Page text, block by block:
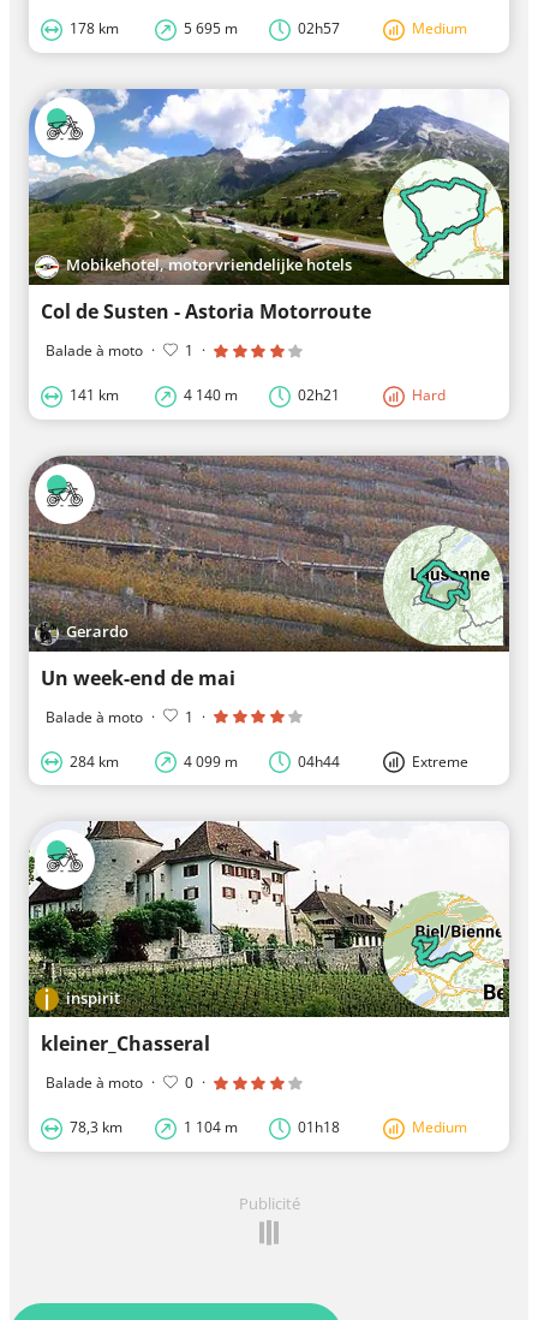
178 km 5 695 m 02h57 Medium
Mobikehotel, motorvriendelijke hotels
Col de Susten - Astoria Motorroute
Balade à moto · 1 ·
141 km 4 140 m 02h21 Hard
Gerardo
Un week-end de mai
Balade à moto · 1 ·
284 km 4 099 m 04h44 Extreme
inspirit
kleiner_Chasseral
Balade à moto · 0 ·
78,3 km 1 104 m 01h18 Medium
Publicité